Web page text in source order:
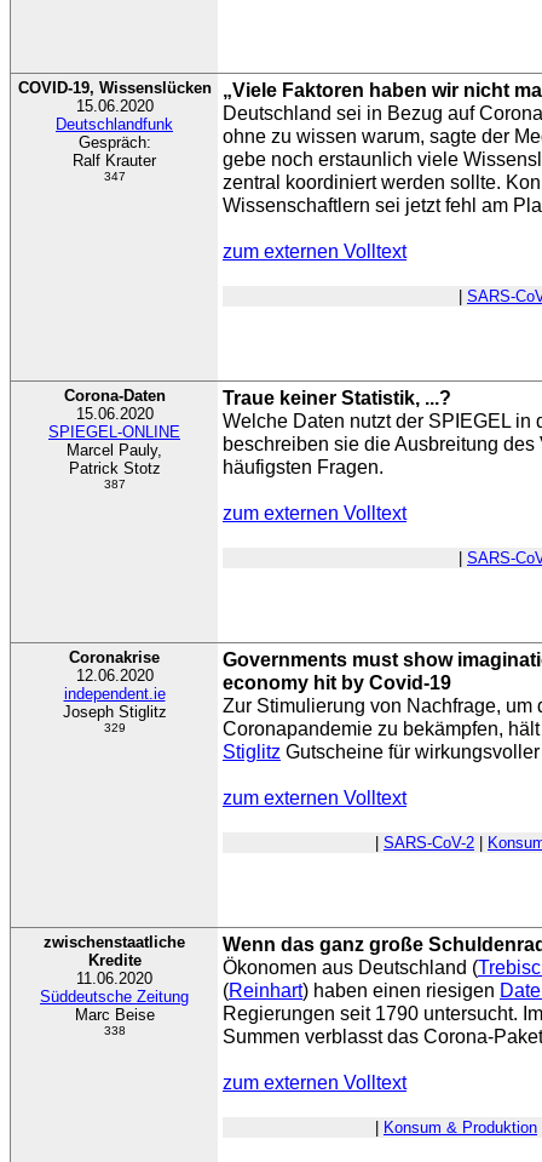
COVID-19, Wissenslücken
15.06.2020
Deutschlandfunk
Gespräch:
Ralf Krauter
347
„Viele Faktoren haben wir nicht
Deutschland sei in Bezug auf
ohne zu wissen warum, sagte der
gebe noch erstaunlich viele
zentral koordiniert werden sollte.
Wissenschaftlern sei jetzt fehl am
zum externen Volltext
SARS-
Corona-Daten
15.06.2020
SPIEGEL-ONLINE
Marcel Pauly,
Patrick Stotz
387
Traue keiner Statistik, ...?
Welche Daten nutzt der SPIEGEL in
beschreiben sie die Ausbreitung
häufigsten Fragen.
zum externen Volltext
SARS-
Coronakrise
12.06.2020
independent.ie
Joseph Stiglitz
329
Governments must show
economy hit by Covid-19
Zur Stimulierung von Nachfrage, um
Coronapandemie zu bekämpfen,
Stiglitz Gutscheine für
zum externen Volltext
SARS-CoV-2
zwischenstaatliche
Kredite
11.06.2020
Süddeutsche Zeitung
Marc Beise
338
Wenn das ganz große
Ökonomen aus Deutschland (
(Reinhart) haben einen riesigen
Regierungen seit 1790 untersucht.
Summen verblasst das Corona-
zum externen Volltext
Konsum & Produktion